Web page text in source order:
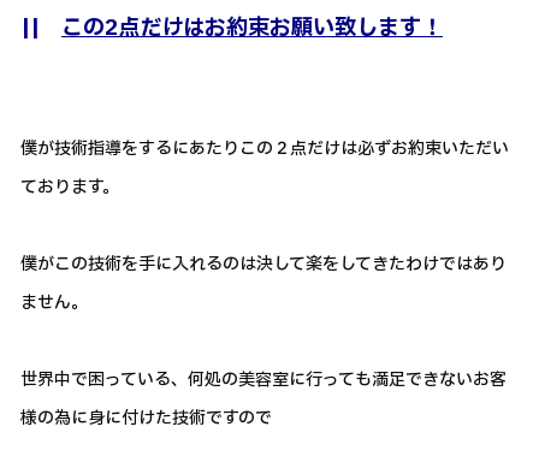
|| この2点だけはお約束お願い致します！
僕が技術指導をするにあたりこの２点だけは必ずお約束いただい
ております。
僕がこの技術を手に入れるのは決して楽をしてきたわけではあり
ません。
世界中で困っている、何処の美容室に行っても満足できないお客
様の為に身に付けた技術ですので